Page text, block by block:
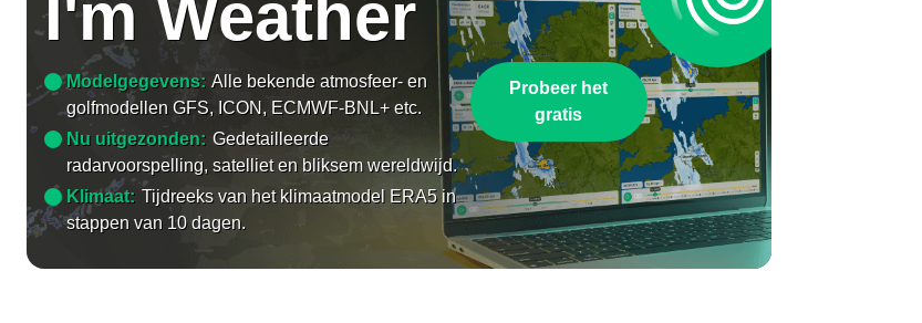
I'm Weather
Modelgegevens: Alle bekende atmosfeer- en
golfmodellen GFS, ICON, ECMWF-BNL+ etc.
Nu uitgezonden: Gedetailleerde
radarvoorspelling, satelliet en bliksem wereldwijd.
Klimaat: Tijdreeks van het klimaatmodel ERA5 in
stappen van 10 dagen.
Probeer het
gratis